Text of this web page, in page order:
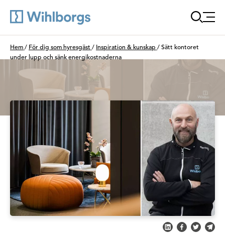
Du är här:
Hem / För dig som hyresgäst / Inspiration & kunskap / Sätt kontoret
under lupp och sänk energikostnaderna
Dela på LinkedIn
Dela påDela på